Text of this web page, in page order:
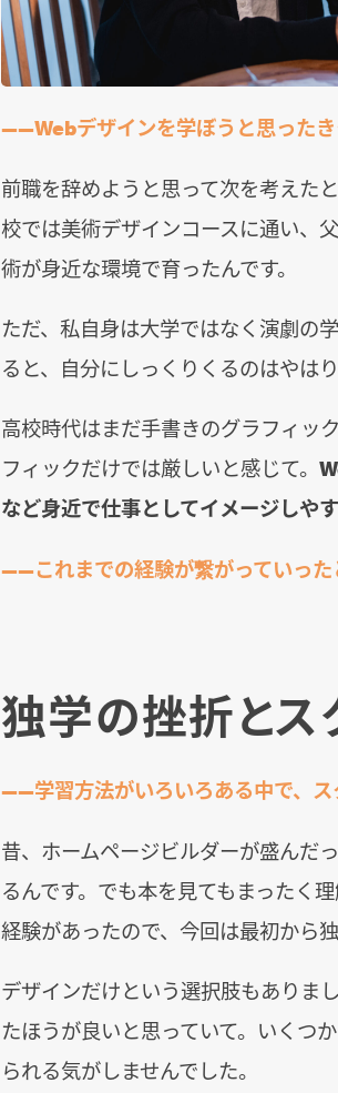
――Webデザインを学ぼうと思ったき
前職を辞めようと思って次を考えた
校では美術デザインコースに通い、
術が身近な環境で育ったんです。
ただ、私自身は大学ではなく演劇の
ると、自分にしっくりくるのはやは
高校時代はまだ手書きのグラフィッ
フィックだけでは厳しいと感じて。
など身近で仕事としてイメージしや
――これまでの経験が繋がっていった
独学の挫折とス
――学習方法がいろいろある中で、ス
昔、ホームページビルダーが盛んだ
るんです。でも本を見てもまったく理
経験があったので、今回は最初から
デザインだけという選択肢もありま
たほうが良いと思っていて。いくつ
られる気がしませんでした。